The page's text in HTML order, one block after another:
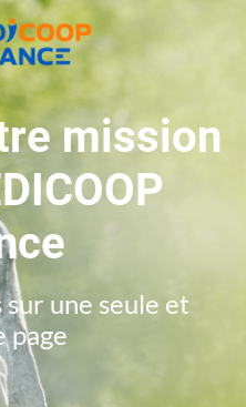
mission
une seule et
page